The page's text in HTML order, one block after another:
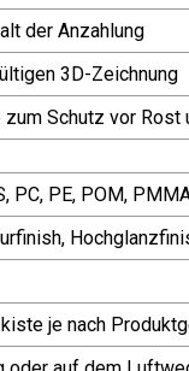
der Anzahlung
3D-Zeichnung
Schutz vor
PC, PE, POM,
je nach